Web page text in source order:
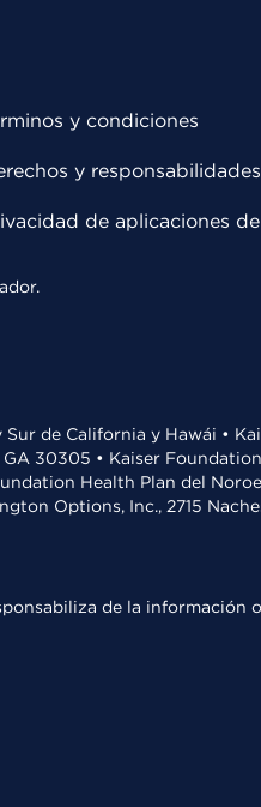
y condiciones
y responsabilidades
de aplicaciones
de California y Hawái •
30305 • Kaiser
Health Plan del
Options, Inc., 2715
de la información